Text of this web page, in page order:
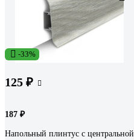
-33%
125 ₽
187 ₽
Напольный плинтус с центральной